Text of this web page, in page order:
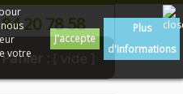
20 78 58
Panier :
votre
J'accepte
Plus
d'informations